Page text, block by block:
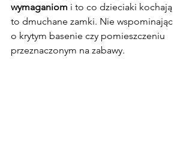
wymaganiom i to co dzieciaki kochają
to dmuchane zamki. Nie wspominając
o krytym basenie czy pomieszczeniu
przeznaczonym na zabawy.